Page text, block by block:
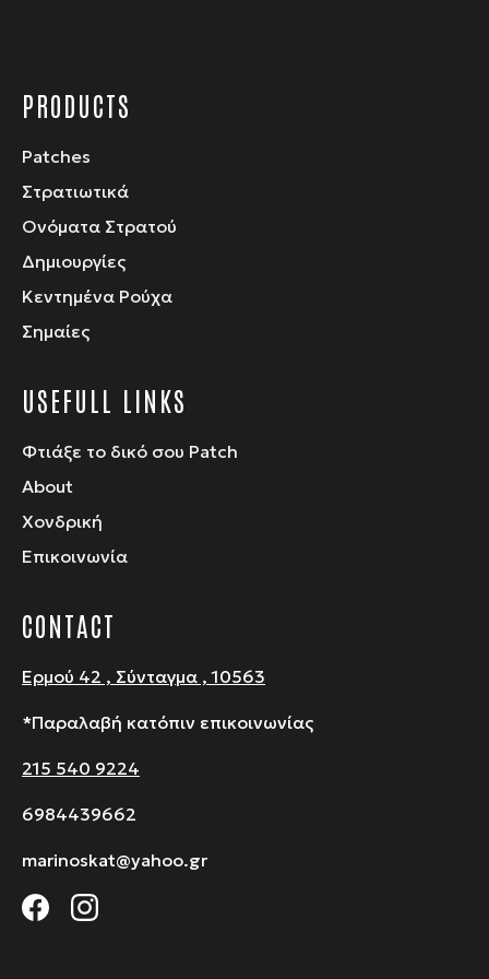
PRODUCTS
Patches
Στρατιωτικά
Ονόματα Στρατού
Δημιουργίες
Κεντημένα Ρούχα
Σημαίες
USEFULL LINKS
Φτιάξε το δικό σου Patch
About
Χονδρική
Επικοινωνία
CONTACT
Ερμού 42 , Σύνταγμα , 10563
*Παραλαβή κατόπιν επικοινωνίας
215 540 9224
6984439662
marinoskat@yahoo.gr